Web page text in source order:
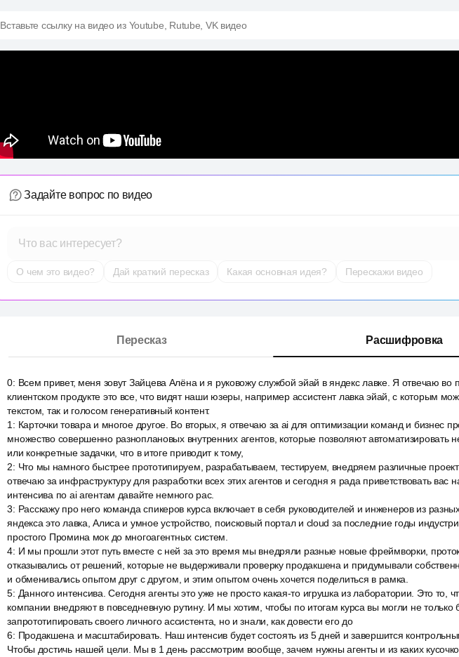
Вставьте ссылку на видео из Youtube, Rutube, VK видео
Задайте вопрос по видео
Что вас интересует?
О чем это видео? Дай краткий пересказ Какая основная идея? Перескажи видео
Пересказ Расшифровка
0: Всем привет, меня зовут Зайцева Алёна и я руковожу службой эйай в яндекс лавке. Я отвечаю во
клиентском продукте это все, что видят наши юзеры, например ассистент лавка эйай, с которым
текстом, так и голосом генеративный контент.
1 : Карточки товара и многое другое. Во вторых, я отвечаю за ai для оптимизации команд и бизнес
множество совершенно разноплановых внутренних агентов, которые позволяют автоматизировать
или конкретные задачки, что в итоге приводит к тому,
2: Что мы намного быстрее прототипируем, разрабатываем, тестируем, внедряем различные
отвечаю за инфраструктуру для разработки всех этих агентов и сегодня я рада приветствовать вас
интенсива по ai агентам давайте немного рас.
3: Расскажу про него команда спикеров курса включает в себя руководителей и инженеров из
яндекса это лавка, Алиса и умное устройство, поисковый портал и cloud за последние годы
простого Промина мок до многоагентных систем.
4: И мы прошли этот путь вместе с ней за это время мы внедряли разные новые фреймворки,
отказывались от решений, которые не выдерживали проверку продакшена и придумывали
и обменивались опытом друг с другом, и этим опытом очень хочется поделиться в рамка.
5: Данного интенсива. Сегодня агенты это уже не просто какая-то игрушка из лаборатории. Это то,
компании внедряют в повседневную рутину. И мы хотим, чтобы по итогам курса вы могли не только
запрототипировать своего личного ассистента, но и знали, как довести его до
6: Продакшена и масштабировать. Наш интенсив будет состоять из 5 дней и завершится
Чтобы достичь нашей цели. Мы в 1 день рассмотрим вообще, зачем нужны агенты и из каких